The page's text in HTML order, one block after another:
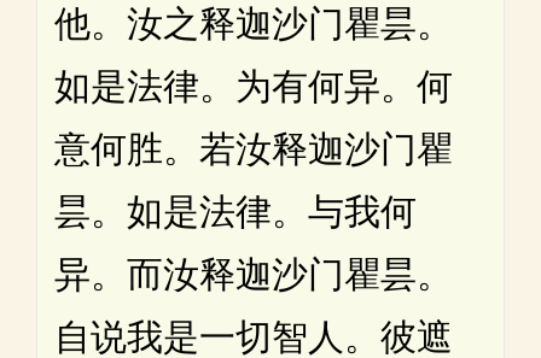
他。汝之释迦沙门瞿昙。
如是法律。为有何异。何
意何胜。若汝释迦沙门瞿
昙。如是法律。与我何
异。而汝释迦沙门瞿昙。
自说我是一切智人。彼遮